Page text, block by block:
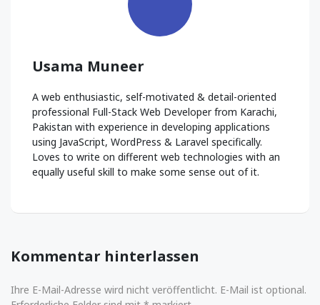
Usama Muneer
A web enthusiastic, self-motivated & detail-oriented
professional Full-Stack Web Developer from Karachi,
Pakistan with experience in developing applications
using JavaScript, WordPress & Laravel specifically.
Loves to write on different web technologies with an
equally useful skill to make some sense out of it.
Kommentar hinterlassen
Ihre E-Mail-Adresse wird nicht veröffentlicht. E-Mail ist optional.